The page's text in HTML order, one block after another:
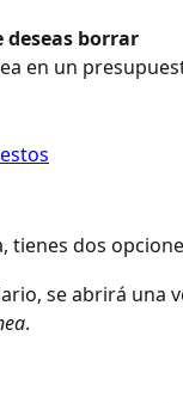
deseas borrar
en un
tienes dos
se abrirá una
.